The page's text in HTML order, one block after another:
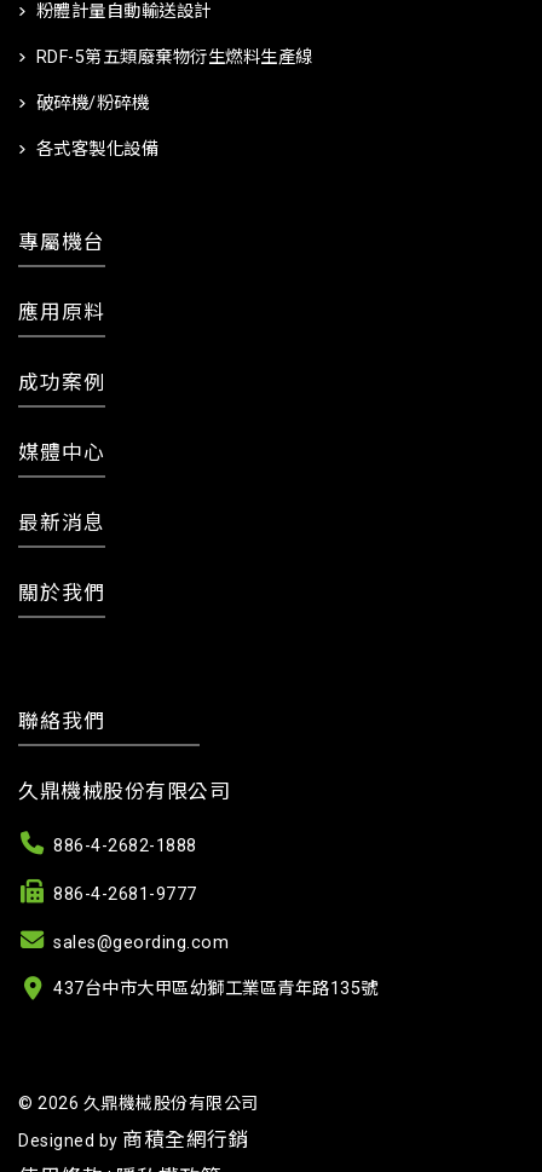
粉體計量自動輸送設計
RDF-5第五類廢棄物衍生燃料生產線
破碎機/粉碎機
各式客製化設備
專屬機台
應用原料
成功案例
媒體中心
最新消息
關於我們
聯絡我們
久鼎機械股份有限公司
886-4-2682-1888
886-4-2681-9777
sales@geording.com
437台中市大甲區幼獅工業區青年路135號
© 2026 久鼎機械股份有限公司
Designed by 商積全網行銷